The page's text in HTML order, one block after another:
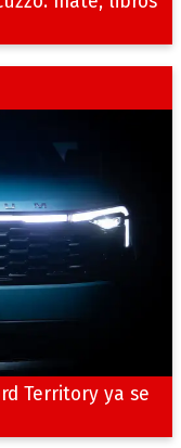
Territory ya se